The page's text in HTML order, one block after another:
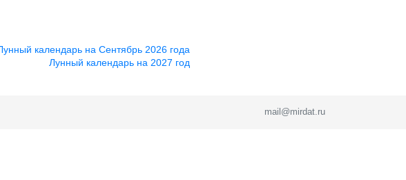
календарь на Сентябрь 2026 года
Лунный календарь на 2027 год
mail@mirdat.ru